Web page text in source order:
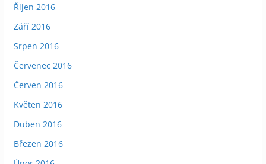
Říjen 2016
Září 2016
Srpen 2016
Červenec 2016
Červen 2016
Květen 2016
Duben 2016
Březen 2016